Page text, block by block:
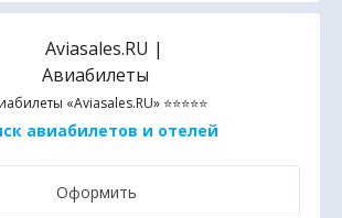
«Aviasales.RU» ⭐⭐⭐⭐⭐
авиабилетов и отелей
Оформить